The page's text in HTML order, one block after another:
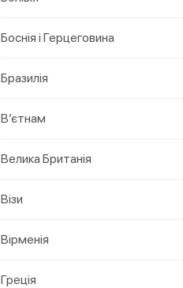
Боснія і Герцеговина
Бразилія
В’єтнам
Велика Британія
Візи
Вірменія
Греція